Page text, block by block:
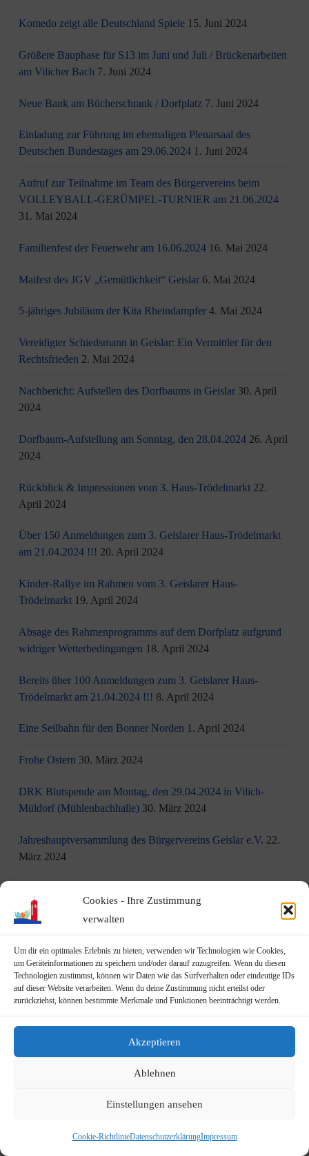
Cookies - Ihre Zustimmung
verwalten
Um dir ein optimales Erlebnis zu bieten, verwenden wir Technologien wie Cookies,
um Geräteinformationen zu speichern und/oder darauf zuzugreifen. Wenn du diesen
Technologien zustimmst, können wir Daten wie das Surfverhalten oder eindeutige IDs
auf dieser Website verarbeiten. Wenn du deine Zustimmung nicht erteilst oder
zurückziehst, können bestimmte Merkmale und Funktionen beeinträchtigt werden.
Akzeptieren
Ablehnen
Einstellungen ansehen
Cookie-RichtlinieDatenschutzerklärungImpressum
Komedo zeigt alle Deutschland Spiele 15. Juni 2024
Größere Bauphase für S13 im Juni und Juli / Brü­cken­ar­bei­ten
am Vi­li­cher Bach 7. Juni 2024
Neue Bank am Bücherschrank / Dorfplatz 7. Juni 2024
Einladung zur Führung im ehemaligen Plenarsaal des
Deutschen Bundestages am 29.06.2024 1. Juni 2024
Aufruf zur Teilnahme im Team des Bürgervereins beim
VOLLEYBALL-GERÜMPEL-TURNIER am 21.06.2024
31. Mai 2024
Familienfest der Feuerwehr am 16.06.2024 16. Mai 2024
Maifest des JGV „Gemütlichkeit“ Geislar 6. Mai 2024
5-jähriges Jubiläum der Kita Rheindampfer 4. Mai 2024
Vereidigter Schiedsmann in Geislar: Ein Vermittler für den
Rechtsfrieden 2. Mai 2024
Nachbericht: Aufstellen des Dorfbaums in Geislar 30. April
2024
Dorfbaum-Aufstellung am Sonntag, den 28.04.2024 26. April
2024
Rückblick & Impressionen vom 3. Haus-Trödelmarkt 22.
April 2024
Über 150 Anmeldungen zum 3. Geislarer Haus-Trödelmarkt
am 21.04.2024 !!! 20. April 2024
Kinder-Rallye im Rahmen vom 3. Geislarer Haus-
Trödelmarkt 19. April 2024
Absage des Rahmenprogramms auf dem Dorfplatz aufgrund
widriger Wetterbedingungen 18. April 2024
Bereits über 100 Anmeldungen zum 3. Geislarer Haus-
Trödelmarkt am 21.04.2024 !!! 8. April 2024
Eine Seilbahn für den Bonner Norden 1. April 2024
Frohe Ostern 30. März 2024
DRK Blutspende am Montag, den 29.04.2024 in Vilich-
Müldorf (Mühlenbachhalle) 30. März 2024
Jahreshauptversammlung des Bürgervereins Geislar e.V. 22.
März 2024
März 2024
möglich 1. März 2024
DRK Blutspende am Freitag, den 01.03.2024 in Beuel
(Brückenforum) 21. Februar 2024